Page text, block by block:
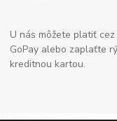
U nás môžete platiť
GoPay alebo zaplaťte
kreditnou kartou.